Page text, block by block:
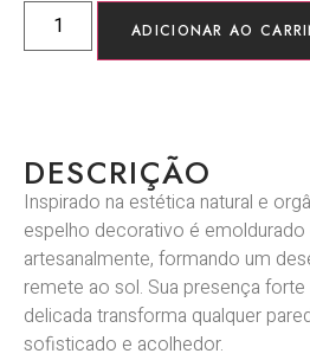
ADICIONAR AO
DESCRIÇÃO
Inspirado na estética natural e
espelho decorativo é
artesanalmente, formando um
remete ao sol. Sua presença
delicada transforma qualquer
sofisticado e acolhedor.